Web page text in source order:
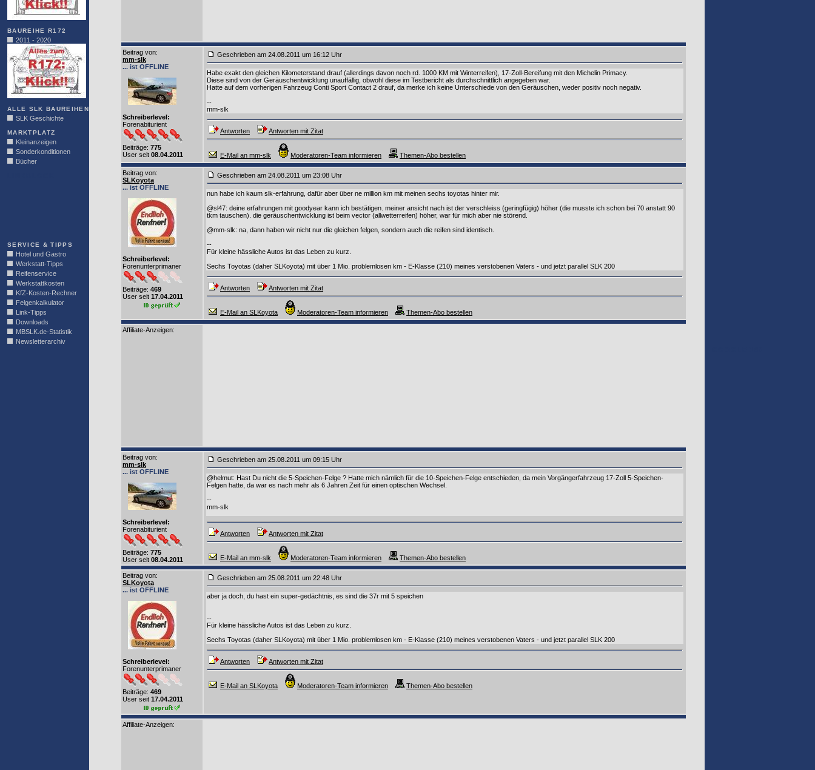
BAUREIHE R172
2011 - 2020
ALLE SLK BAUREIHEN
SLK Geschichte
MARKTPLATZ
Kleinanzeigen
Sonderkonditionen
Bücher
SERVICE & TIPPS
Hotel und Gastro
Werkstatt-Tipps
Reifenservice
Werkstattkosten
KfZ-Kosten-Rechner
Felgenkalkulator
Link-Tipps
Downloads
MBSLK.de-Statistik
Newsletterarchiv
Beitrag von:
mm-slk
... ist OFFLINE
Schreiberlevel:
Forenabiturient
Beiträge: 775
User seit 08.04.2011
Geschrieben am 24.08.2011 um 16:12 Uhr
Habe exakt den gleichen Kilometerstand drauf (allerdings davon noch rd. 1000 KM mit Winterreifen), 17-Zoll-Bereifung mit den Michelin Primacy.
Diese sind von der Geräuschentwicklung unauffällig, obwohl diese im Testbericht als durchschnittlich angegeben war.
Hatte auf dem vorherigen Fahrzeug Conti Sport Contact 2 drauf, da merke ich keine Unterschiede von den Geräuschen, weder positiv noch negativ.
--
mm-slk
Antworten Antworten mit Zitat
E-Mail an mm-slk Moderatoren-Team informieren Themen-Abo bestellen
Beitrag von:
SLKoyota
... ist OFFLINE
Schreiberlevel:
Forenunterprimaner
Beiträge: 469
User seit 17.04.2011
Geschrieben am 24.08.2011 um 23:08 Uhr
nun habe ich kaum slk-erfahrung, dafür aber über ne million km mit meinen sechs toyotas hinter mir.
@sl47: deine erfahrungen mit goodyear kann ich bestätigen. meiner ansicht nach ist der verschleiss (geringfügig) höher (die musste ich schon bei 70 anstatt 90
tkm tauschen). die geräuschentwicklung ist beim vector (allwetterreifen) höher, war für mich aber nie störend.
@mm-slk: na, dann haben wir nicht nur die gleichen felgen, sondern auch die reifen sind identisch.
--
Für kleine hässliche Autos ist das Leben zu kurz.
Sechs Toyotas (daher SLKoyota) mit über 1 Mio. problemlosen km - E-Klasse (210) meines verstobenen Vaters - und jetzt parallel SLK 200
Antworten Antworten mit Zitat
E-Mail an SLKoyota Moderatoren-Team informieren Themen-Abo bestellen
Affiliate-Anzeigen:
Beitrag von:
mm-slk
... ist OFFLINE
Schreiberlevel:
Forenabiturient
Beiträge: 775
User seit 08.04.2011
Geschrieben am 25.08.2011 um 09:15 Uhr
@helmut: Hast Du nicht die 5-Speichen-Felge ? Hatte mich nämlich für die 10-Speichen-Felge entschieden, da mein Vorgängerfahrzeug 17-Zoll 5-Speichen-
Felgen hatte, da war es nach mehr als 6 Jahren Zeit für einen optischen Wechsel.
--
mm-slk
Antworten Antworten mit Zitat
E-Mail an mm-slk Moderatoren-Team informieren Themen-Abo bestellen
Beitrag von:
SLKoyota
... ist OFFLINE
Schreiberlevel:
Forenunterprimaner
Beiträge: 469
User seit 17.04.2011
Geschrieben am 25.08.2011 um 22:48 Uhr
aber ja doch, du hast ein super-gedächtnis, es sind die 37r mit 5 speichen
--
Für kleine hässliche Autos ist das Leben zu kurz.
Sechs Toyotas (daher SLKoyota) mit über 1 Mio. problemlosen km - E-Klasse (210) meines verstobenen Vaters - und jetzt parallel SLK 200
Antworten Antworten mit Zitat
E-Mail an SLKoyota Moderatoren-Team informieren Themen-Abo bestellen
Affiliate-Anzeigen: